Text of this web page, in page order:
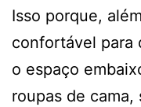
Isso porque,
confortável para
o espaço
roupas de